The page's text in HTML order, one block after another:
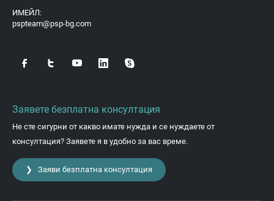
ИМЕЙЛ:
pspteam@psp-bg.com
Заявете безплатна консултация
Не сте сигурни от какво имате нужда и се нуждаете от
консултация? Заявете я в удобно за вас време.
❯ Заяви безплатна консултация